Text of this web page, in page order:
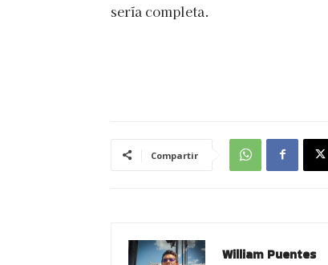
sería completa.
Compartir
William Puentes